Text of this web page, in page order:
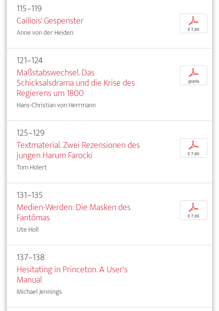
115–119
Caillois' Gespenster
Anne von der Heiden
p
€ 7,95
121–124
Maßstabswechsel. Das
Schicksalsdrama und die Krise des
Regierens um 1800
Hans-Christian von Herrmann
p
gratis
125–129
Textmaterial. Zwei Rezensionen des
jungen Harum Farocki
Tom Holert
p
€ 7,95
131–135
Medien-Werden: Die Masken des
Fantômas
Ute Holl
p
€ 7,95
137–138
Hesitating in Princeton. A User's
Manual
Michael Jennings